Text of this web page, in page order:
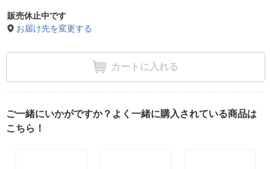
販売休止中です
お届け先を変更する
カートに入れる
ご一緒にいかがですか？よく一緒に購入されている商品は
こちら！